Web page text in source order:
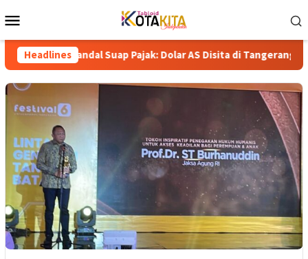
to
Menu
Headlines
Skandal Suap Pajak: Dolar AS Disita di Tangerang, Jaringan